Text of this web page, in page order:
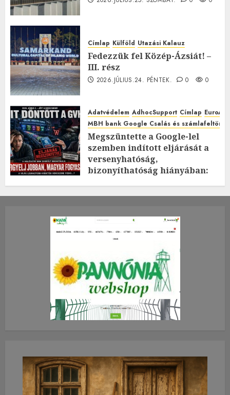
Címlap Külföld Utazási Kalauz
Fedezzük fel Közép-Ázsiát! –
III. rész
2026.JÚLIUS.24. PÉNTEK. 0 0
Adatvédelem AdhocSupport Címlap
MBH bank Google Csalás és
Megszüntette a Google-lel
szemben indított eljárását a
versenyhatóság,
bizonyíthatóság hiányában:
2026.JÚLIUS.23. CSÜTÖRTÖK.
0